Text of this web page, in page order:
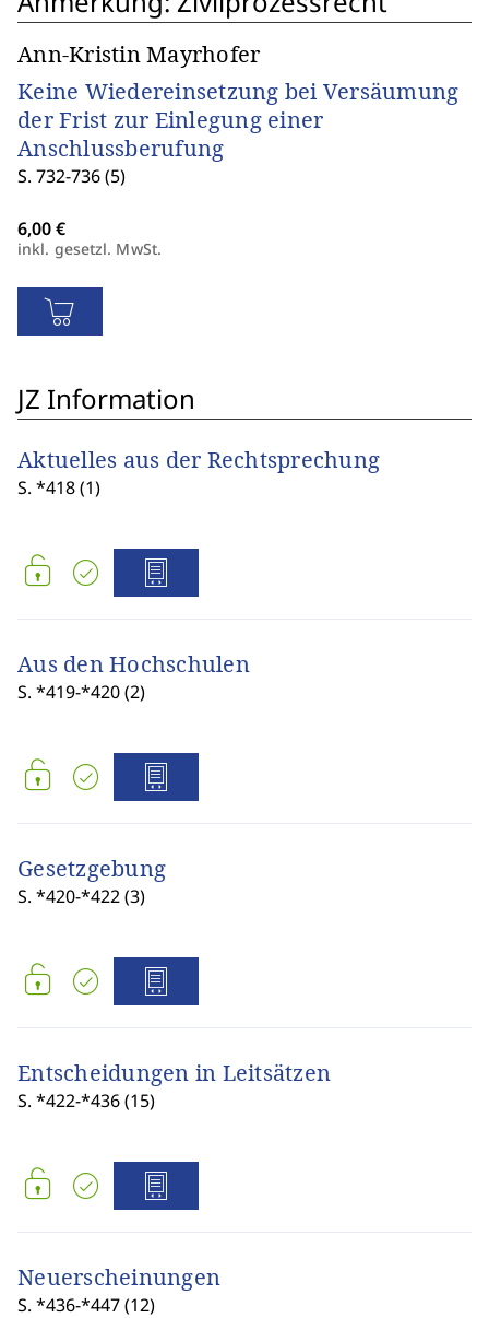
Ann-Kristin Mayrhofer
Keine Wiedereinsetzung bei Versäumung
der Frist zur Einlegung einer
Anschlussberufung
S. 732-736 (5)
inkl. gesetzl. MwSt.
JZ Information
Aktuelles aus der Rechtsprechung
S. *418 (1)
Aus den Hochschulen
S. *419-*420 (2)
Gesetzgebung
S. *420-*422 (3)
Entscheidungen in Leitsätzen
S. *422-*436 (15)
Neuerscheinungen
S. *436-*447 (12)